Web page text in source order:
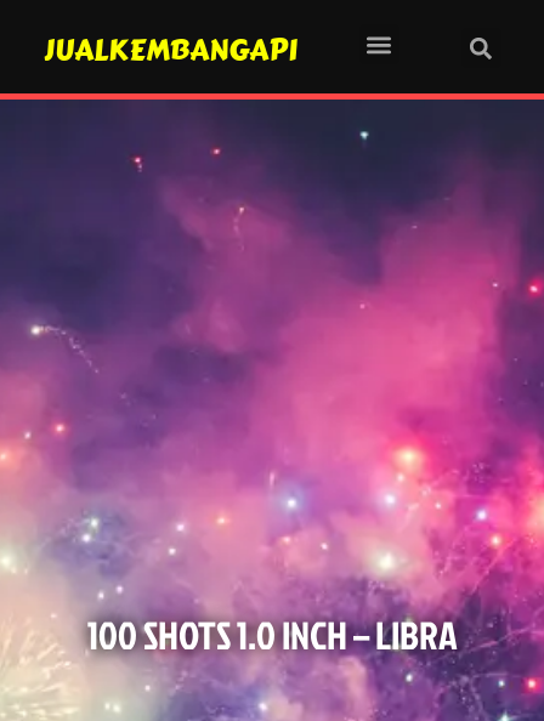
JUALKEMBANGAPI
100 SHOTS 1.0 INCH – LIBRA